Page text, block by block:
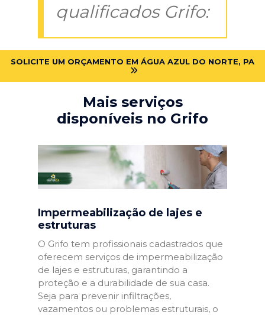
qualificados Grifo:
SOLICITE UM ORÇAMENTO EM ÁGUA AZUL DO NORTE, PA
Mais serviços
disponíveis no Grifo
Impermeabilização de lajes e
estruturas
O Grifo tem profissionais cadastrados que
oferecem serviços de impermeabilização
de lajes e estruturas, garantindo a
proteção e a durabilidade de sua casa.
Seja para prevenir infiltrações,
vazamentos ou problemas estruturais, o